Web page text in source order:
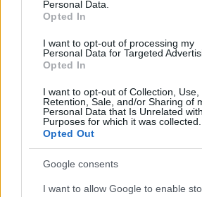
Personal Data.
Opted In
I want to opt-out of processing my
Personal Data for Targeted
Opted In
I want to opt-out of Collection, Use,
Retention, Sale, and/or Sharing of
Personal Data that Is Unrelated
Purposes for which it was collected.
Opted Out
Google consents
I want to allow Google to enable